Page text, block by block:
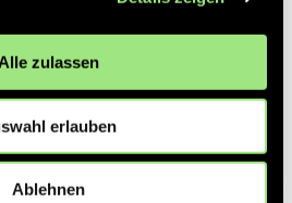
zulassen
erlauben
Ablehnen